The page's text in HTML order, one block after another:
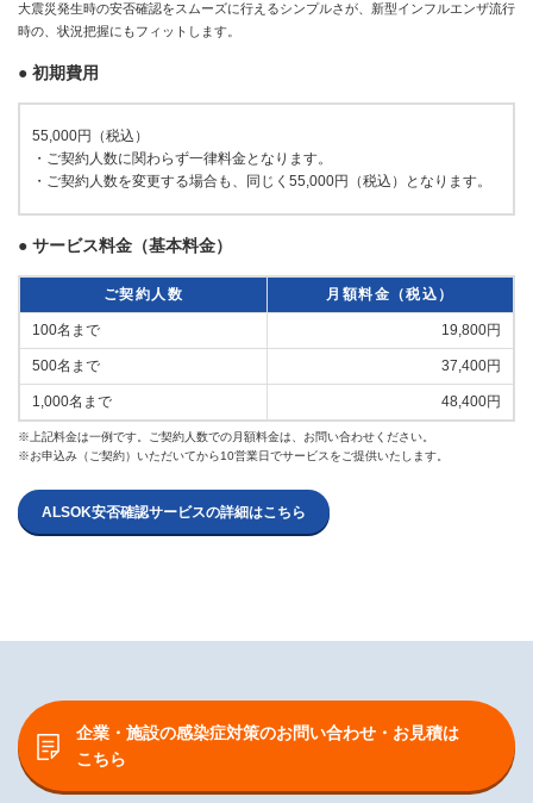
大震災発生時の安否確認をスムーズに行えるシンプルさが、新型インフルエンザ流行
時の、状況把握にもフィットします。
● 初期費用
55,000円（税込）
・ご契約人数に関わらず一律料金となります。
・ご契約人数を変更する場合も、同じく55,000円（税込）となります。
● サービス料金（基本料金）
ご契約人数 月額料金（税込）
100名まで 19,800円
500名まで 37,400円
1,000名まで 48,400円
※上記料金は一例です。ご契約人数での月額料金は、お問い合わせください。
※お申込み（ご契約）いただいてから10営業日でサービスをご提供いたします。
ALSOK安否確認サービスの詳細はこちら
企業・施設の感染症対策のお問い合わせ・お見積は
こちら